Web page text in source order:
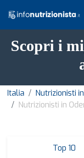
Scopri i
Italia
Nutrizionisti
Nutrizionisti in
Top 10